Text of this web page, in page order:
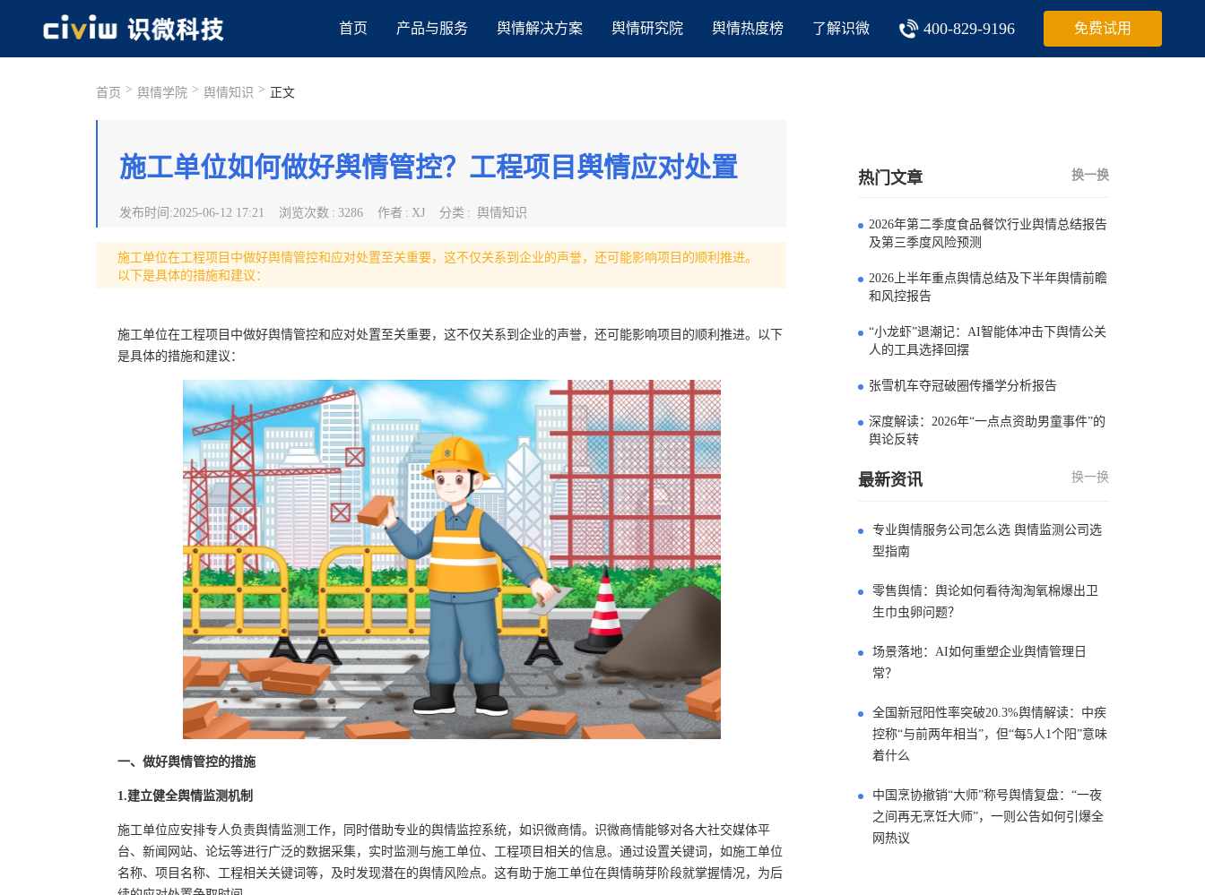
首页 产品与服务 舆情解决方案 舆情研究院 舆情热度榜 了解识微 400-829-9196 免费试用
首页 > 舆情学院 > 舆情知识 > 正文
施工单位如何做好舆情管控？工程项目舆情应对处置
发布时间 :2025-06-12 17:21 浏览次数 : 3286 作者 : XJ 分类 : 舆情知识
施工单位在工程项目中做好舆情管控和应对处置至关重要，这不仅关系到企业的声誉，还可能影响项目的顺利推进。
以下是具体的措施和建议：
施工单位在工程项目中做好舆情管控和应对处置至关重要，这不仅关系到企业的声誉，还可能影响项目的顺利推进。以下
是具体的措施和建议：
一、做好舆情管控的措施
1.建立健全舆情监测机制
施工单位应安排专人负责舆情监测工作，同时借助专业的舆情监控系统，如识微商情。识微商情能够对各大社交媒体平
台、新闻网站、论坛等进行广泛的数据采集，实时监测与施工单位、工程项目相关的信息。通过设置关键词，如施工单位
名称、项目名称、工程相关关键词等，及时发现潜在的舆情风险点。这有助于施工单位在舆情萌芽阶段就掌握情况，为后
热门文章 换一换
2026年第二季度食品餐饮行业舆情总结报告
及第三季度风险预测
2026上半年重点舆情总结及下半年舆情前瞻
和风控报告
“小龙虾”退潮记：AI智能体冲击下舆情公关
人的工具选择回摆
张雪机车夺冠破圈传播学分析报告
深度解读：2026年“一点点资助男童事件”的
舆论反转
最新资讯 换一换
专业舆情服务公司怎么选 舆情监测公司选
型指南
零售舆情：舆论如何看待淘淘氧棉爆出卫
生巾虫卵问题？
场景落地：AI如何重塑企业舆情管理日
常？
全国新冠阳性率突破20.3%舆情解读：中疾
控称“与前两年相当”，但“每5人1个阳”意味
着什么
中国烹协撤销“大师”称号舆情复盘：“一夜
之间再无烹饪大师”，一则公告如何引爆全
网热议